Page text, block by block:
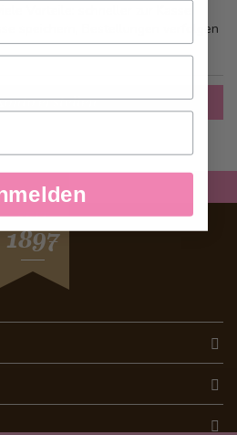
Vorteile: schneller zur Kasse
speichern, Bestellungen verfolgen
erstellen
SEIT
1897